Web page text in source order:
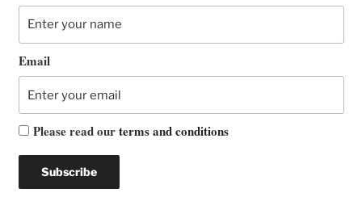
Email
Please read ourterms and conditions